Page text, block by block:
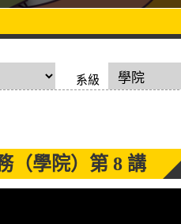
系級
（學院） 第 8 講